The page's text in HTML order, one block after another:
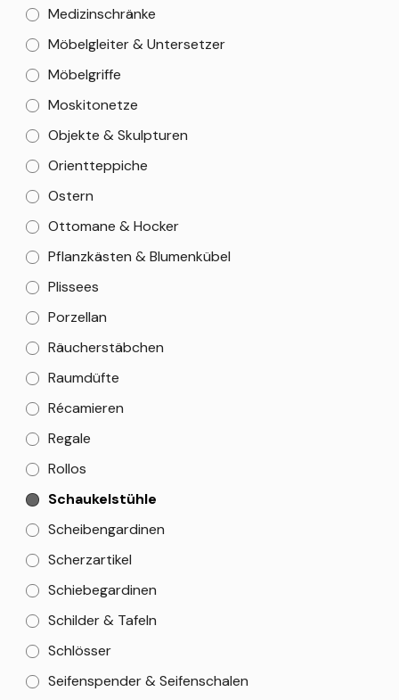
Medizinschränke
Möbelgleiter & Untersetzer
Möbelgriffe
Moskitonetze
Objekte & Skulpturen
Orientteppiche
Ostern
Ottomane & Hocker
Pflanzkästen & Blumenkübel
Plissees
Porzellan
Räucherstäbchen
Raumdüfte
Récamieren
Regale
Rollos
Schaukelstühle
Scheibengardinen
Scherzartikel
Schiebegardinen
Schilder & Tafeln
Schlösser
Seifenspender & Seifenschalen